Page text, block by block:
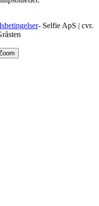
- Selfie ApS | cvr.